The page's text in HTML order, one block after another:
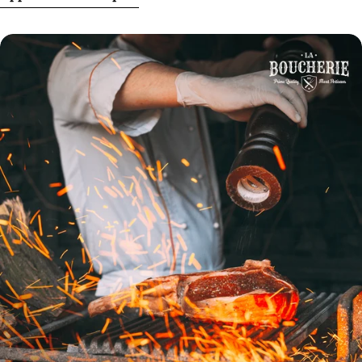
riche en nutriments et permet d’améliorer encore
la qualité de la viande, en garantissant une
finition parfaite. Impact environnemental
L’exploitation de Samuel Fouilliard est
profondément engagée dans la protection de
l’environnement. La ferme est équipée de panneaux
solaires, ce qui permet de réduire l’empreinte
carbone et de produire de l’énergie renouvelable.
Samuel et son frère croient que des pratiques
durables sont essentielles pour préserver la
planète pour les générations futures. Les
produits d'exception de Samuel Fouilliard Paleron
de bœuf maturé Salangus En savoir plus Côte à
l'os de bœuf Salangus maturée En savoir plus
Contre-filet de bœuf Salangus maturé En savoir
plus L-Bone de bœuf Salangus maturé En savoir
toutes les faces de la viande et laissez reposer
Avant la cuisson, rincez légèrement pour enlever
l'excès de sel et séchez bien la viande. 5. Le
bicarbonate de soude Couvrir la viande de
bicarbonate de soude et laisser reposer pendant
15 à 20 minutes avant de rincer et cuire. Le
bicarbonate de soude augmente le pH de la surface
de la viande, ce qui rend les protéines plus
solubles et donc plus tendres. Cette astuce est
particulièrement efficace pour les viandes plus
dures comme le bœuf. Veillez à bien rincer la
viande pour éliminer tout résidu de bicarbonate
avant la cuisson. 6. Laisser reposer la viande
après la cuisson Après la cuisson, laissez
reposer la viande quelques minutes. Cela permet
aux jus de se redistribuer uniformément, rendant